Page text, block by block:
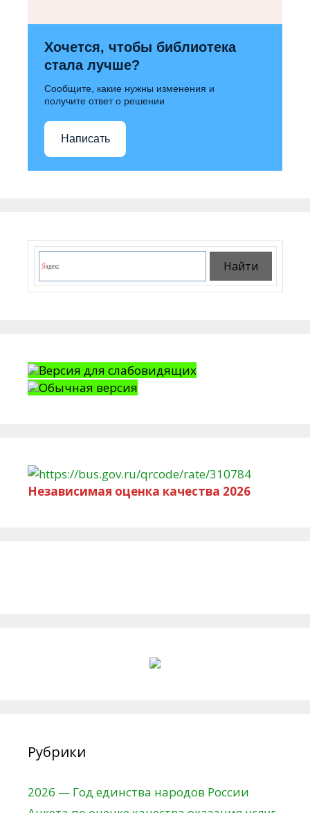
Хочется, чтобы библиотека
стала лучше?
Сообщите, какие нужны изменения и
получите ответ о решении
Написать
Версия для слабовидящих
Обычная версия
Независимая оценка качества 2026
Рубрики
2026 — Год единства народов России